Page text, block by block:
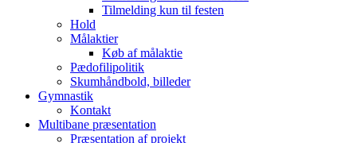
Tilmelding kun til festen
Hold
Målaktier
Køb af målaktie
Pædofilipolitik
Skumhåndbold, billeder
Gymnastik
Kontakt
Multibane præsentation
Præsentation af projekt